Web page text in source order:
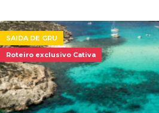
SAIDA DE GRU
Roteiro exclusivo Cativa